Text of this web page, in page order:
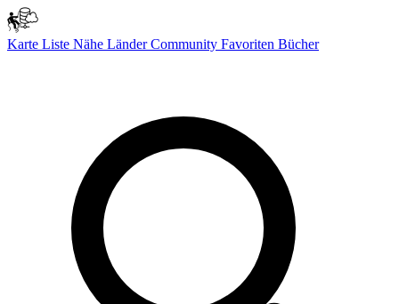
Karte Liste Nähe LänderCommunity Favoriten Bücher